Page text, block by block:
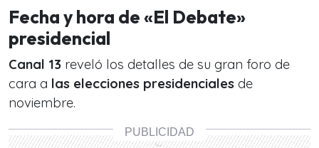
Fecha y hora de «El Debate»
presidencial
Canal 13 reveló los detalles de su gran foro de
cara a las elecciones presidenciales de
noviembre.